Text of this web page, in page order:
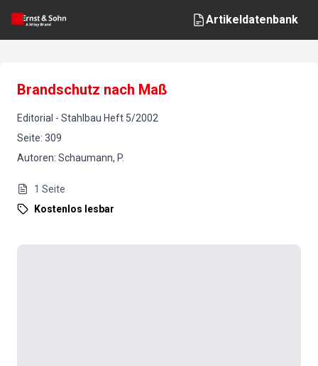
Artikeldatenbank
Brandschutz nach Maß
Editorial - Stahlbau Heft 5/2002
Seite: 309
Autoren: Schaumann, P.
1 Seite
Kostenlos lesbar